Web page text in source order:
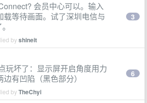
会员中心可以。输入
载等待画面。试了深圳电信与
byshineit
3
玩坏了：显示屏开启角度用力
有凹陷（黑色部分）
byTheChyi
6